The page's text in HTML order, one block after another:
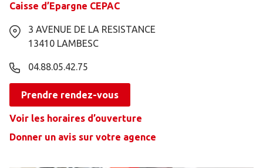
Caisse d’Epargne CEPAC
3 AVENUE DE LA RESISTANCE
13410 LAMBESC
04.88.05.42.75
Prendre rendez-vous
Voir les horaires d’ouverture
Donner un avis sur votre agence